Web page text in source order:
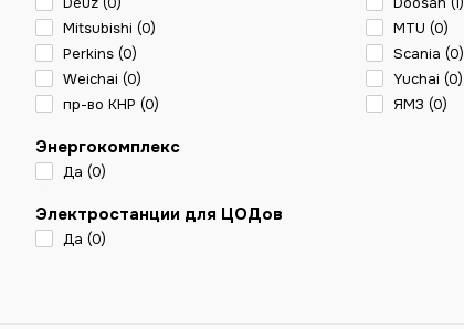
Mitsubishi (0) MTU (0)
Perkins (0) Scania (0)
Weichai (0) Yuchai (0)
пр-во КНР (0) ЯМЗ (0)
Энергокомплекс
Да (0)
Электростанции для ЦОДов
Да (0)